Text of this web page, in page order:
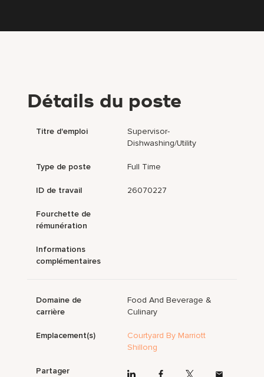
Détails du poste
Titre d'emploi
Supervisor-
Dishwashing/Utility
Type de poste Full Time
ID de travail 26070227
Fourchette de
rémunération
Informations
complémentaires
Domaine de
carrière
Food And Beverage &
Culinary
Emplacement(s)
Courtyard By Marriott
Shillong
Partager